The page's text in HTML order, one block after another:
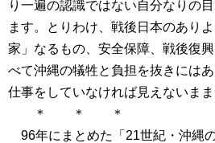
り一遍の認識ではない自分なりの
ます。とりわけ、戦後日本のあり
家」なるもの、安全保障、戦後復
べて沖縄の犠牲と負担を抜きには
仕事をしていなければ見えないまま
＊ ＊ ＊
96年にまとめた「21世紀・沖縄